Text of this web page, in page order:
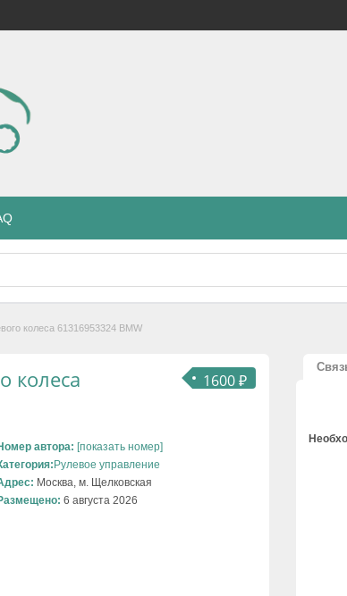
колеса 61316953324 BMW
1600 ₽
колеса
автора: [показать номер]
Рулевое управление
Москва, м. Щелковская
6 августа 2026